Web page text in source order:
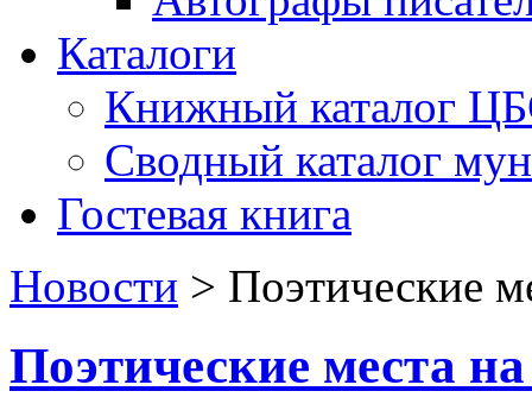
Каталоги
Книжный каталог
Сводный каталог
Гостевая книга
Новости > Поэтические
Поэтические места